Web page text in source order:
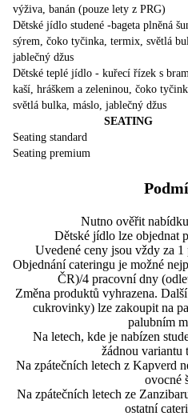
výživa, banán (pouze lety z PRG)
Dětské jídlo studené -bageta plněná
sýrem, čoko tyčinka, termix, světlá
jablečný džus
Dětské teplé jídlo - kuřecí řízek s
kaší, hráškem a zeleninou, čoko
světlá bulka, máslo, jablečný džus
SEATING
Seating standard
Seating premium
Nutno ověřit
Dětské jídlo lze objednat
Uvedené ceny jsou vždy za 1
Objednání cateringu je možné
ČR)/4 pracovní dny
Změna produktů vyhrazena.
cukrovinky) lze zakoupit na
palubním
Na letech, kde je nabízen
žádnou variantu
Na zpátečních letech z Kapverd
ovocné
Na zpátečních letech ze
ostatní